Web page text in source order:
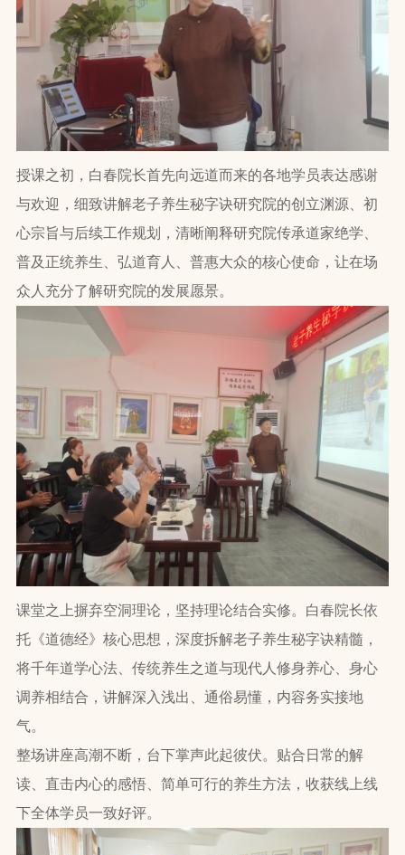
授课之初，白春院长首先向远道而来的各地学员表达感谢
与欢迎，细致讲解老子养生秘字诀研究院的创立渊源、初
心宗旨与后续工作规划，清晰阐释研究院传承道家绝学、
普及正统养生、弘道育人、普惠大众的核心使命，让在场
众人充分了解研究院的发展愿景。
课堂之上摒弃空洞理论，坚持理论结合实修。白春院长依
托《道德经》核心思想，深度拆解老子养生秘字诀精髓，
将千年道学心法、传统养生之道与现代人修身养心、身心
调养相结合，讲解深入浅出、通俗易懂，内容务实接地
气。
整场讲座高潮不断，台下掌声此起彼伏。贴合日常的解
读、直击内心的感悟、简单可行的养生方法，收获线上线
下全体学员一致好评。